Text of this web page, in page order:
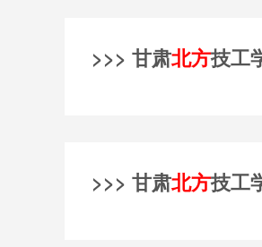
>>> 甘肃北方技工
>>> 甘肃北方技工